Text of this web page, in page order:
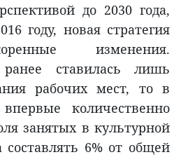
до 2030 года,
году, новая стратегия
изменения.
ставилась лишь
рабочих мест, то в
количественно
занятых в культурной
6% от общей